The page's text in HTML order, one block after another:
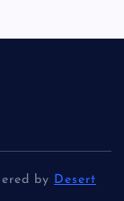
by
Desert